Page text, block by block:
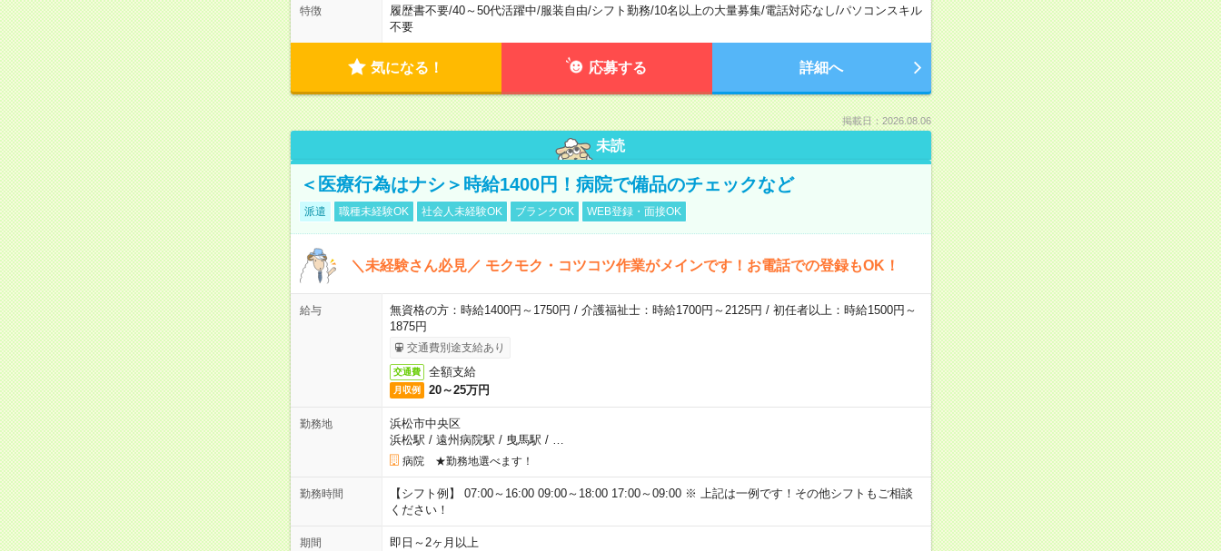
特徴 履歴書不要/40～50代活躍中/服装自由/シフト勤務/10名以上の大量募集/電話対応なし/パソコンスキル
不要
気になる！ 応募する 詳細へ
掲載日：2026.08.06
未読
＜医療行為はナシ＞時給1400円！病院で備品のチェックなど
派遣 職種未経験OK 社会人未経験OK ブランクOK WEB登録・面接OK
＼未経験さん必見／ モクモク・コツコツ作業がメインです！お電話での登録もOK！
給与
無資格の方：時給1400円～1750円 / 介護福祉士：時給1700円～2125円 / 初任者以上：時給1500円～
1875円
交通費別途支給あり
交通費 全額支給
月収例 20～25万円
勤務地
浜松市中央区
浜松駅 / 遠州病院駅 / 曳馬駅 /
病院 ★勤務地選べます！
勤務時間
【シフト例】 07:00～16:00 09:00～18:00 17:00～09:00 ※ 上記は一例です！その他シフトもご相談
ください！
期間 即日～2ヶ月以上